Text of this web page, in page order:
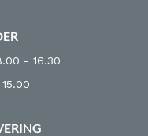
- 16.30